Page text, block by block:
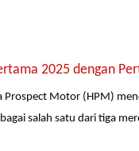
2025 dengan
Prospect Motor (HPM)
salah satu dari tiga